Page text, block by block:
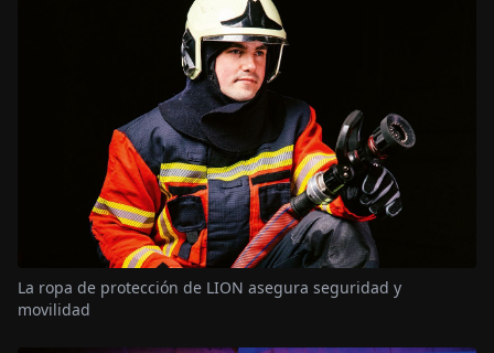
La ropa de protección de LION asegura seguridad y
movilidad